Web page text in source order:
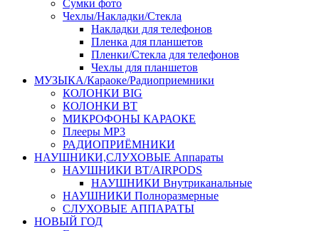
Сумки фото
Чехлы/Накладки/Стекла
Накладки для телефонов
Пленка для планшетов
Пленки/Стекла для телефонов
Чехлы для планшетов
МУЗЫКА/Караоке/Радиоприемники
КОЛОНКИ BIG
КОЛОНКИ BT
МИКРОФОНЫ КАРАОКЕ
Плееры MP3
РАДИОПРИЁМНИКИ
НАУШНИКИ,СЛУХОВЫЕ Аппараты
НАУШНИКИ BT/AIRPODS
НАУШНИКИ Внутриканальные
НАУШНИКИ Полноразмерные
СЛУХОВЫЕ АППАРАТЫ
НОВЫЙ ГОД